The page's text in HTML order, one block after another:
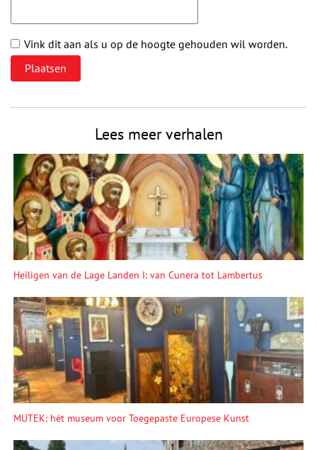
Vink dit aan als u op de hoogte gehouden wil worden.
Lees meer verhalen
Heiligen van de Lage Landen I: van Cunera tot Lambertus
MUTEK: hét museum voor Toegepaste Europese Kunst